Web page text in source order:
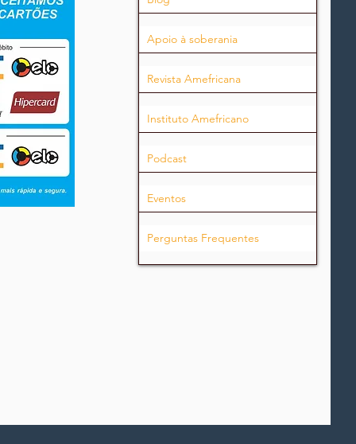
Apoio à soberania
Revista Amefricana
Instituto Amefricano
Podcast
Eventos
Perguntas Frequentes